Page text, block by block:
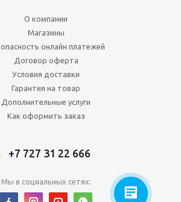
О компании
Магазины
онлайн платежей
Договор оферта
Условия доставки
Гарантия на товар
Дополнительные услуги
Как оформить заказ
+7 727 31 22 666
Мы в социальных сетях: